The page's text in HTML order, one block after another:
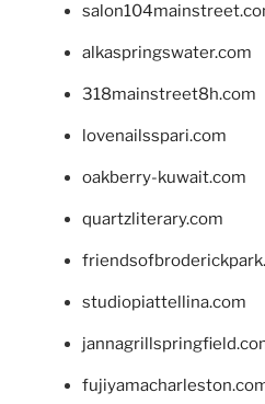
alkaspringswater.com
318mainstreet8h.com
lovenailsspari.com
oakberry-kuwait.com
quartzliterary.com
studiopiattellina.com